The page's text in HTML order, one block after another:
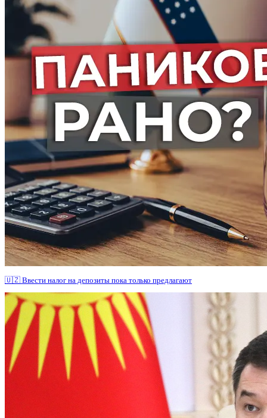
🇺🇿 Ввести налог на депозиты пока только предлагают